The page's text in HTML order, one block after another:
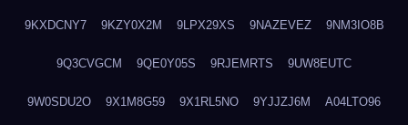
9KXDCNY7 9KZY0X2M 9LPX29XS 9NAZEVEZ 9NM3IO8B
9Q3CVGCM 9QE0Y05S 9RJEMRTS 9UW8EUTC
9W0SDU2O 9X1M8G59 9X1RL5NO 9YJJZJ6M A04LTO96